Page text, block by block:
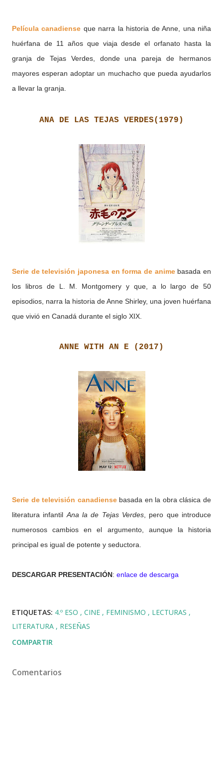
Película canadiense que narra la historia de Anne, una niña
huérfana de 11 años que viaja desde el orfanato hasta la
granja de Tejas Verdes, donde una pareja de hermanos
mayores esperan adoptar un muchacho que pueda ayudarlos
a llevar la granja.
ANA DE LAS TEJAS VERDES(1979)
Serie de televisión japonesa en forma de anime basada en
los libros de L. M. Montgomery y que, a lo largo de 50
episodios, narra la historia de Anne Shirley, una joven huérfana
que vivió en Canadá durante el siglo XIX.
ANNE WITH AN E (2017)
Serie de televisión canadiensebasada en la obra clásica de
literatura infantilAna la de Tejas Verdes, pero que introduce
numerosos cambios en el argumento, aunque la historia
principal es igual de potente y seductora.
DESCARGAR PRESENTACIÓN: enlace de descarga
ETIQUETAS: 4.º ESO CINE FEMINISMO
LECTURAS
LITERATURA
RESEÑAS
COMPARTIR
Comentarios